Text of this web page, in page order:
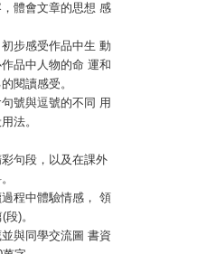
體會文章的思想 感
步感受作品中生 動
品中人物的命 運和
閱讀感受。
號與逗號的不同 用
法。
句段，以及在課外
程中體驗情感， 領
)。
與同學交流圖 書資